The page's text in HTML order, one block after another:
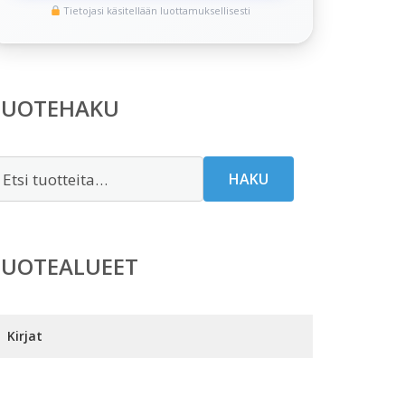
Tietojasi käsitellään luottamuksellisesti
HAKU
Kirjat